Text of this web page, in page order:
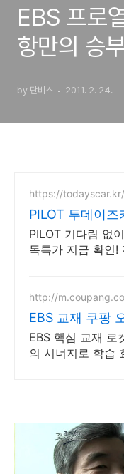
EBS 프로
항만의 승
by 단비스 2011. 2. 24.
https://todayscar.kr/
PILOT 투데이즈
트 특가
PILOT 기다림 없
독특가 지금 확인!
http://
EBS 교재 쿠팡
도착
EBS 핵심 교재 로
의 시너지로 학습